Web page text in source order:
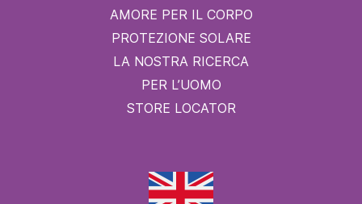
AMORE PER IL CORPO
PROTEZIONE SOLARE
LA NOSTRA RICERCA
PER L’UOMO
STORE LOCATOR